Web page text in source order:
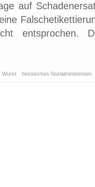
auf
entsprochen.
Wurst hessisches Sozialministerium